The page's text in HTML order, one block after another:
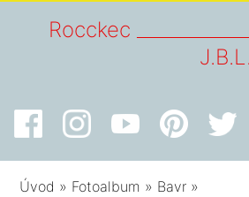
Rocckec _____________
J.B.L.
Úvod » Fotoalbum » Bavr »